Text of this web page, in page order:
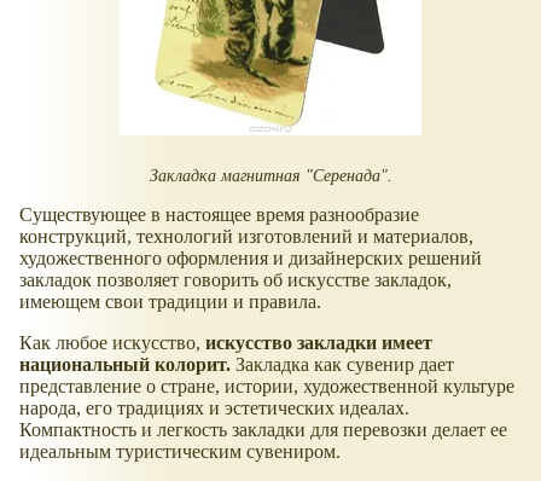
Закладка магнитная "Серенада".
Существующее в настоящее время разнообразие
конструкций, технологий изготовлений и материалов,
художественного оформления и дизайнерских решений
закладок позволяет говорить об искусстве закладок,
имеющем свои традиции и правила.
Как любое искусство, искусство закладки имеет
национальный колорит. Закладка как сувенир дает
представление о стране, истории, художественной культуре
народа, его традициях и эстетических идеалах.
Компактность и легкость закладки для перевозки делает ее
идеальным туристическим сувениром.